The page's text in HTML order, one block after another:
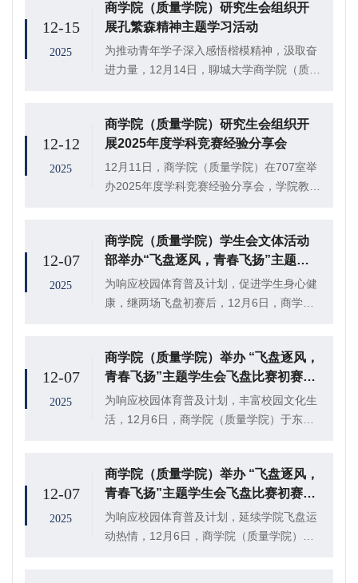
融与债务风险”进行专题分享，学术科...
12-15
2025
商学院（质量学院）研究生会组织开
展孔繁森精神主题学习活动
为推动青年学子深入感悟楷模精神，汲取奋
进力量，12月14日，聊城大学商学院（质量
动，会计专硕及应用经济学研一、研二全
体...
12-12
2025
商学院（质量学院）研究生会组织开
展2025年度学科竞赛经验分享会
12月11日，商学院（质量学院）在707室举
办2025年度学科竞赛经验分享会，学院教师
永庆、第三届中国研究生企业管理创新大...
12-07
2025
商学院（质量学院）学生会文体活动
部举办“飞盘逐风，青春飞扬”主题飞
盘比赛决赛
为响应校园体育普及计划，促进学生身心健
康，继两场飞盘初赛后，12月6日，商学院
赛决赛，2025级3班，8班，9班共30人参...
12-07
2025
商学院（质量学院）举办 “飞盘逐风，
青春飞扬”主题学生会飞盘比赛初赛
（二）
为响应校园体育普及计划，丰富校园文化生
活，12月6日，商学院（质量学院）于东校
同学积极参与其中。
12-07
2025
商学院（质量学院）举办 “飞盘逐风，
青春飞扬”主题学生会飞盘比赛初赛
（一）
为响应校园体育普及计划，延续学院飞盘运
动热情，12月6日，商学院（质量学院）于